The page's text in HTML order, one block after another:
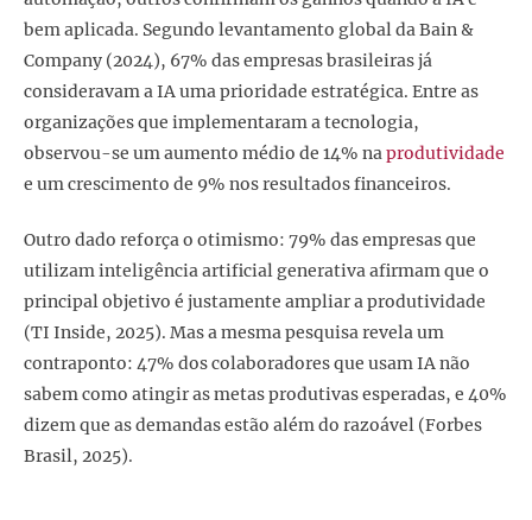
bem aplicada. Segundo levantamento global da Bain &
Company (2024), 67% das empresas brasileiras já
consideravam a IA uma prioridade estratégica. Entre as
organizações que implementaram a tecnologia,
observou-se um aumento médio de 14% naprodutividade
e um crescimento de 9% nos resultados financeiros.
Outro dado reforça o otimismo: 79% das empresas que
utilizam inteligência artificial generativa afirmam que o
principal objetivo é justamente ampliar a produtividade
(TI Inside, 2025). Mas a mesma pesquisa revela um
contraponto: 47% dos colaboradores que usam IA não
sabem como atingir as metas produtivas esperadas, e 40%
dizem que as demandas estão além do razoável (Forbes
Brasil, 2025).